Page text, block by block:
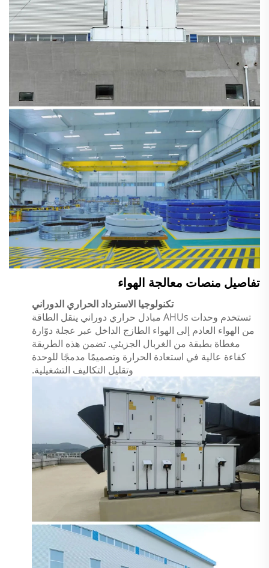
تفاصيل منصات معالجة الهواء
تكنولوجيا الاسترداد الحراري الدوراني
تستخدم وحدات AHUs مبادل حراري دوراني ينقل الطاقة
من الهواء العادم إلى الهواء الطازج الداخل عبر عجلة دوّارة
مغطاة بطبقة من الغربال الجزيئي. تضمن هذه الطريقة
كفاءة عالية في استعادة الحرارة وتصميمًا مدمجًا للوحدة
وتقليل التكاليف التشغيلية.